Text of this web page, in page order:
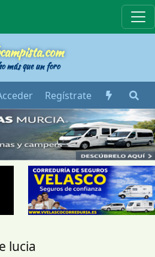
más que un foro
Regístrate
lucia